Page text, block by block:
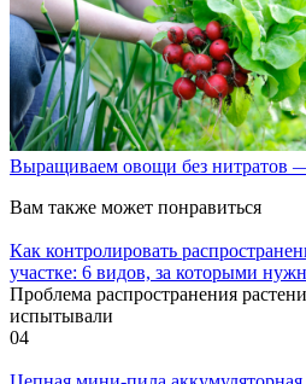
Выращиваем овощи без нитратов
Вам также может понравиться
Как контролировать
участке: 6 видов, за которыми
Проблема распространения
испытывали
04